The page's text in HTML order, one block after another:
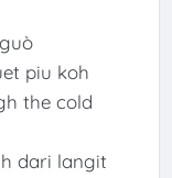
piu koh
the cold
dari langit